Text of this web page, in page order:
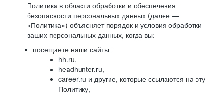
Политика в области обработки и обеспечения
безопасности персональных данных (далее —
«Политика») объясняет порядок и условия обработки
ваших персональных данных, когда вы:
посещаете наши сайты:
hh.ru,
headhunter.ru,
career.ru и другие, которые ссылаются на эту
Политику,